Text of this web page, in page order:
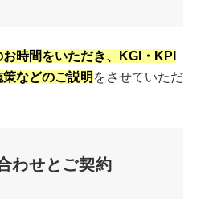
時間をいただき、KGI・KPI
などのご説明 をさせていただ
わせとご契約